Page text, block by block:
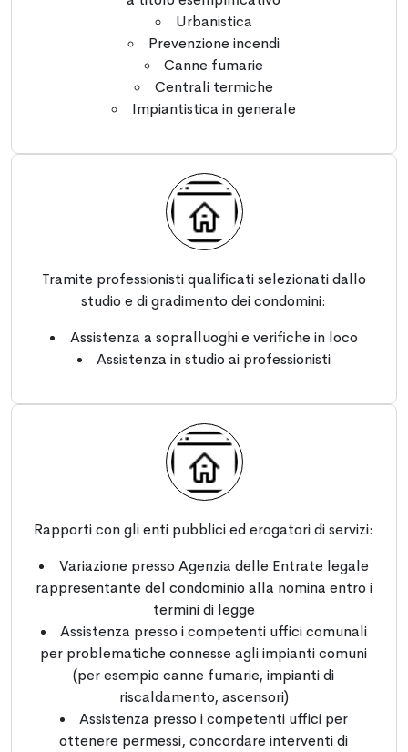
Urbanistica
Prevenzione incendi
Canne fumarie
Centrali termiche
Impiantistica in generale
Tramite professionisti qualificati selezionati dallo
studio e di gradimento dei condomini:
Assistenza a sopralluoghi e verifiche in loco
Assistenza in studio ai professionisti
Rapporti con gli enti pubblici ed erogatori di servizi:
Variazione presso Agenzia delle Entrate legale
rappresentante del condominio alla nomina entro i
termini di legge
Assistenza presso i competenti uffici comunali
per problematiche connesse agli impianti comuni
(per esempio canne fumarie, impianti di
riscaldamento, ascensori)
Assistenza presso i competenti uffici per
ottenere permessi, concordare interventi di